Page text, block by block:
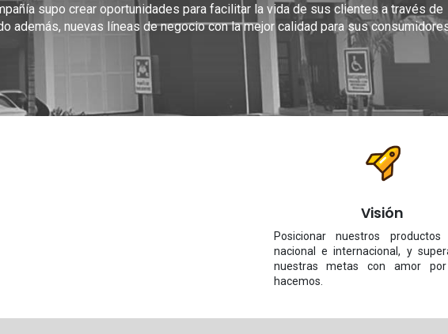
supo crear oportunidades para facilitar la vida de sus clientes a través de
además, nuevas líneas de negocio con la mejor calidad para sus
Visión
Posicionar nuestros
nacional e internacional, y
nuestras metas con amor
hacemos.